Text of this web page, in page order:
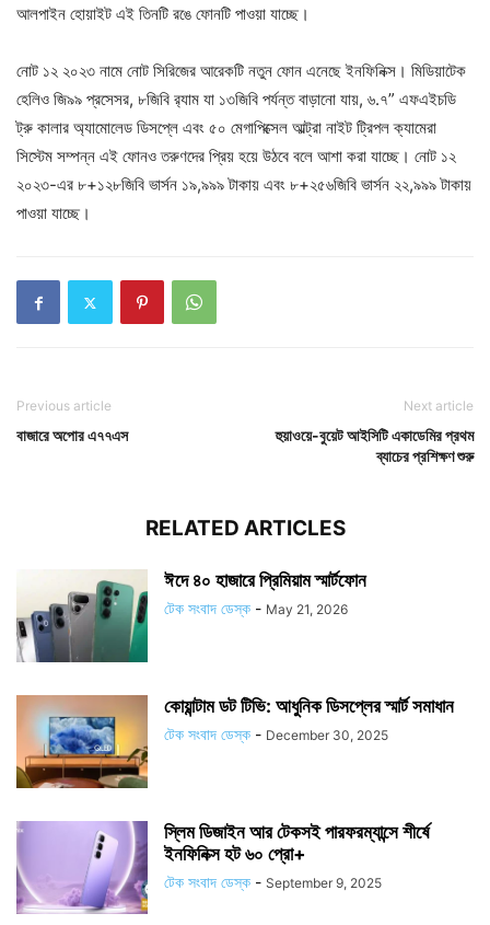
আলপাইন হোয়াইট এই তিনটি রঙে ফোনটি পাওয়া যাচ্ছে।
নোট ১২ ২০২৩ নামে নোট সিরিজের আরেকটি নতুন ফোন এনেছে ইনফিনিক্স। মিডিয়াটেক
হেলিও জি৯৯ প্রসেসর, ৮জিবি র‍্যাম যা ১৩জিবি পর্যন্ত বাড়ানো যায়, ৬.৭” এফএইচডি
ট্রু কালার অ্যামোলেড ডিসপ্লে এবং ৫০ মেগাপিক্সেল আল্ট্রা নাইট ট্রিপল ক্যামেরা
সিস্টেম সম্পন্ন এই ফোনও তরুণদের প্রিয় হয়ে উঠবে বলে আশা করা যাচ্ছে। নোট ১২
২০২৩-এর ৮+১২৮জিবি ভার্সন ১৯,৯৯৯ টাকায় এবং ৮+২৫৬জিবি ভার্সন ২২,৯৯৯ টাকায়
পাওয়া যাচ্ছে।
Previous article
বাজারে অপোর এ৭৭এস
Next article
হুয়াওয়ে-বুয়েট আইসিটি একাডেমির প্রথম
ব্যাচের প্রশিক্ষণ শুরু
RELATED ARTICLES
ঈদে ৪০ হাজারে প্রিমিয়াম স্মার্টফোন
টেক সংবাদ ডেস্ক - May 21, 2026
কোয়ান্টাম ডট টিভি: আধুনিক ডিসপ্লের স্মার্ট সমাধান
টেক সংবাদ ডেস্ক - December 30, 2025
স্লিম ডিজাইন আর টেকসই পারফরম্যান্সে শীর্ষে
ইনফিনিক্স হট ৬০ প্রো+
টেক সংবাদ ডেস্ক - September 9, 2025